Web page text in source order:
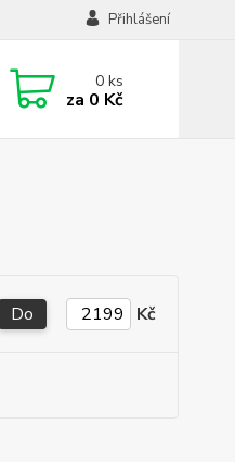
Přihlášení
0ks
za 0 Kč
Do Kč